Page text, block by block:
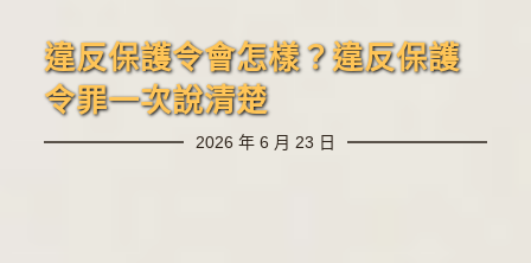
違反保護令會怎樣？違反保護
令罪一次說清楚
2026 年 6 月 23 日